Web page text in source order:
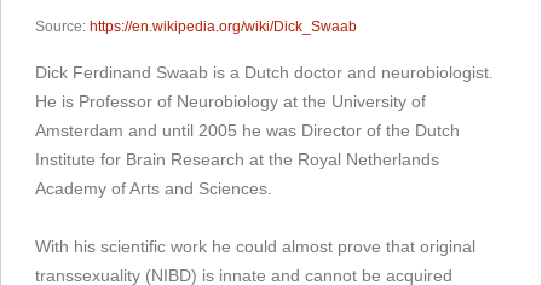
Source: https://en.wikipedia.org/wiki/Dick_Swaab
Dick Ferdinand Swaab is a Dutch doctor and neurobiologist.
He is Professor of Neurobiology at the University of
Amsterdam and until 2005 he was Director of the Dutch
Institute for Brain Research at the Royal Netherlands
Academy of Arts and Sciences.
With his scientific work he could almost prove that original
transsexuality (NIBD) is innate and cannot be acquired